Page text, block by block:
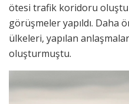
ötesi trafik koridoru
görüşmeler yapıldı. Daha
ülkeleri, yapılan
oluşturmuştu.